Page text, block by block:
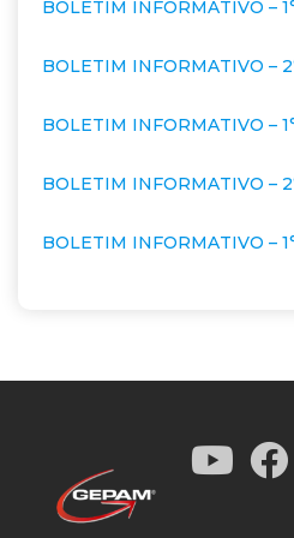
BOLETIM INFORMATIVO –
BOLETIM INFORMATIVO –
BOLETIM INFORMATIVO –
BOLETIM INFORMATIVO –
BOLETIM INFORMATIVO –